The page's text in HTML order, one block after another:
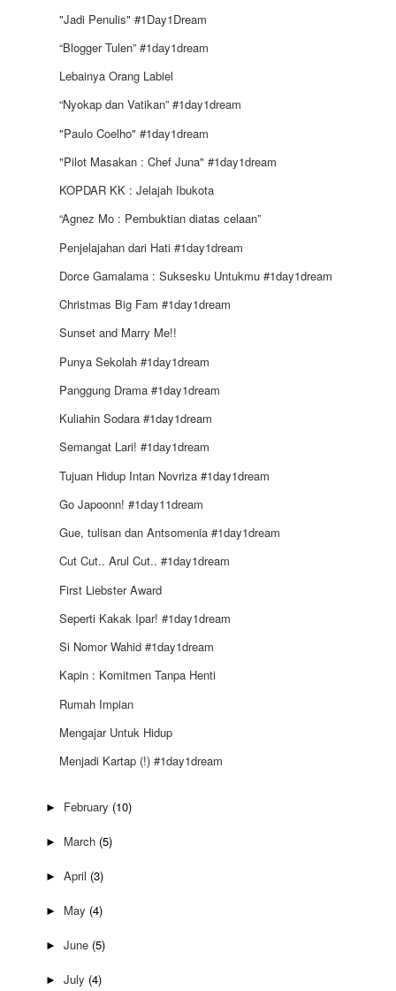
"Jadi Penulis" #1Day1Dream
“Blogger Tulen” #1day1dream
Lebainya Orang Labiel
“Nyokap dan Vatikan” #1day1dream
"Paulo Coelho" #1day1dream
"Pilot Masakan : Chef Juna" #1day1dream
KOPDAR KK : Jelajah Ibukota
“Agnez Mo : Pembuktian diatas celaan”
Penjelajahan dari Hati #1day1dream
Dorce Gamalama : Suksesku Untukmu #1day1dream
Christmas Big Fam #1day1dream
Sunset and Marry Me!!
Punya Sekolah #1day1dream
Panggung Drama #1day1dream
Kuliahin Sodara #1day1dream
Semangat Lari! #1day1dream
Tujuan Hidup Intan Novriza #1day1dream
Go Japoonn! #1day11dream
Gue, tulisan dan Antsomenia #1day1dream
Cut Cut.. Arul Cut.. #1day1dream
First Liebster Award
Seperti Kakak Ipar! #1day1dream
Si Nomor Wahid #1day1dream
Kapin : Komitmen Tanpa Henti
Rumah Impian
Mengajar Untuk Hidup
Menjadi Kartap (!) #1day1dream
► February (10)
► March (5)
► April (3)
► May (4)
► June (5)
► July (4)